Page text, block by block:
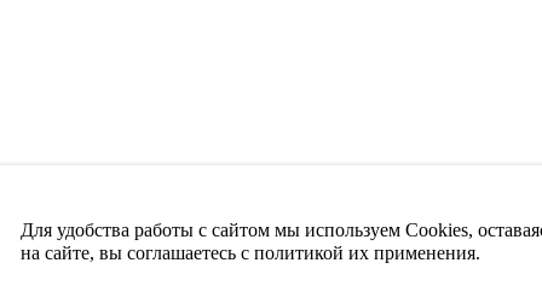
Для удобства работы с сайтом мы используем Cookies,
на сайте, вы соглашаетесь с политикой их применения.